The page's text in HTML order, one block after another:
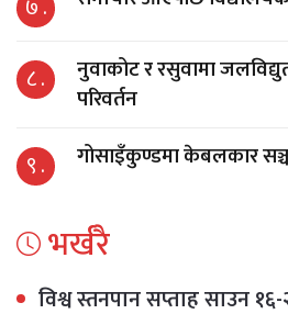
७ .
८ .
नुवाकोट र रसुवामा
परिवर्तन
९ . गोसाइँकुण्डमा केबलकार
भर्खरै
विश्व स्तनपान सप्ताह साउन